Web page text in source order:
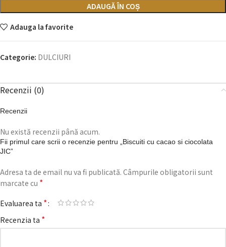
ADAUGĂ ÎN COȘ
Adauga la favorite
Categorie: DULCIURI
Recenzii (0)
Recenzii
Nu există recenzii până acum.
Fii primul care scrii o recenzie pentru „Biscuiti cu cacao si ciocolata
JIC”
Adresa ta de email nu va fi publicată. Câmpurile obligatorii sunt
marcate cu *
Evaluarea ta *
Recenzia ta *